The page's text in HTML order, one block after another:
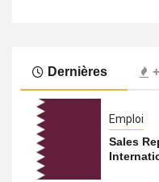
Dernières
Emploi
Sales